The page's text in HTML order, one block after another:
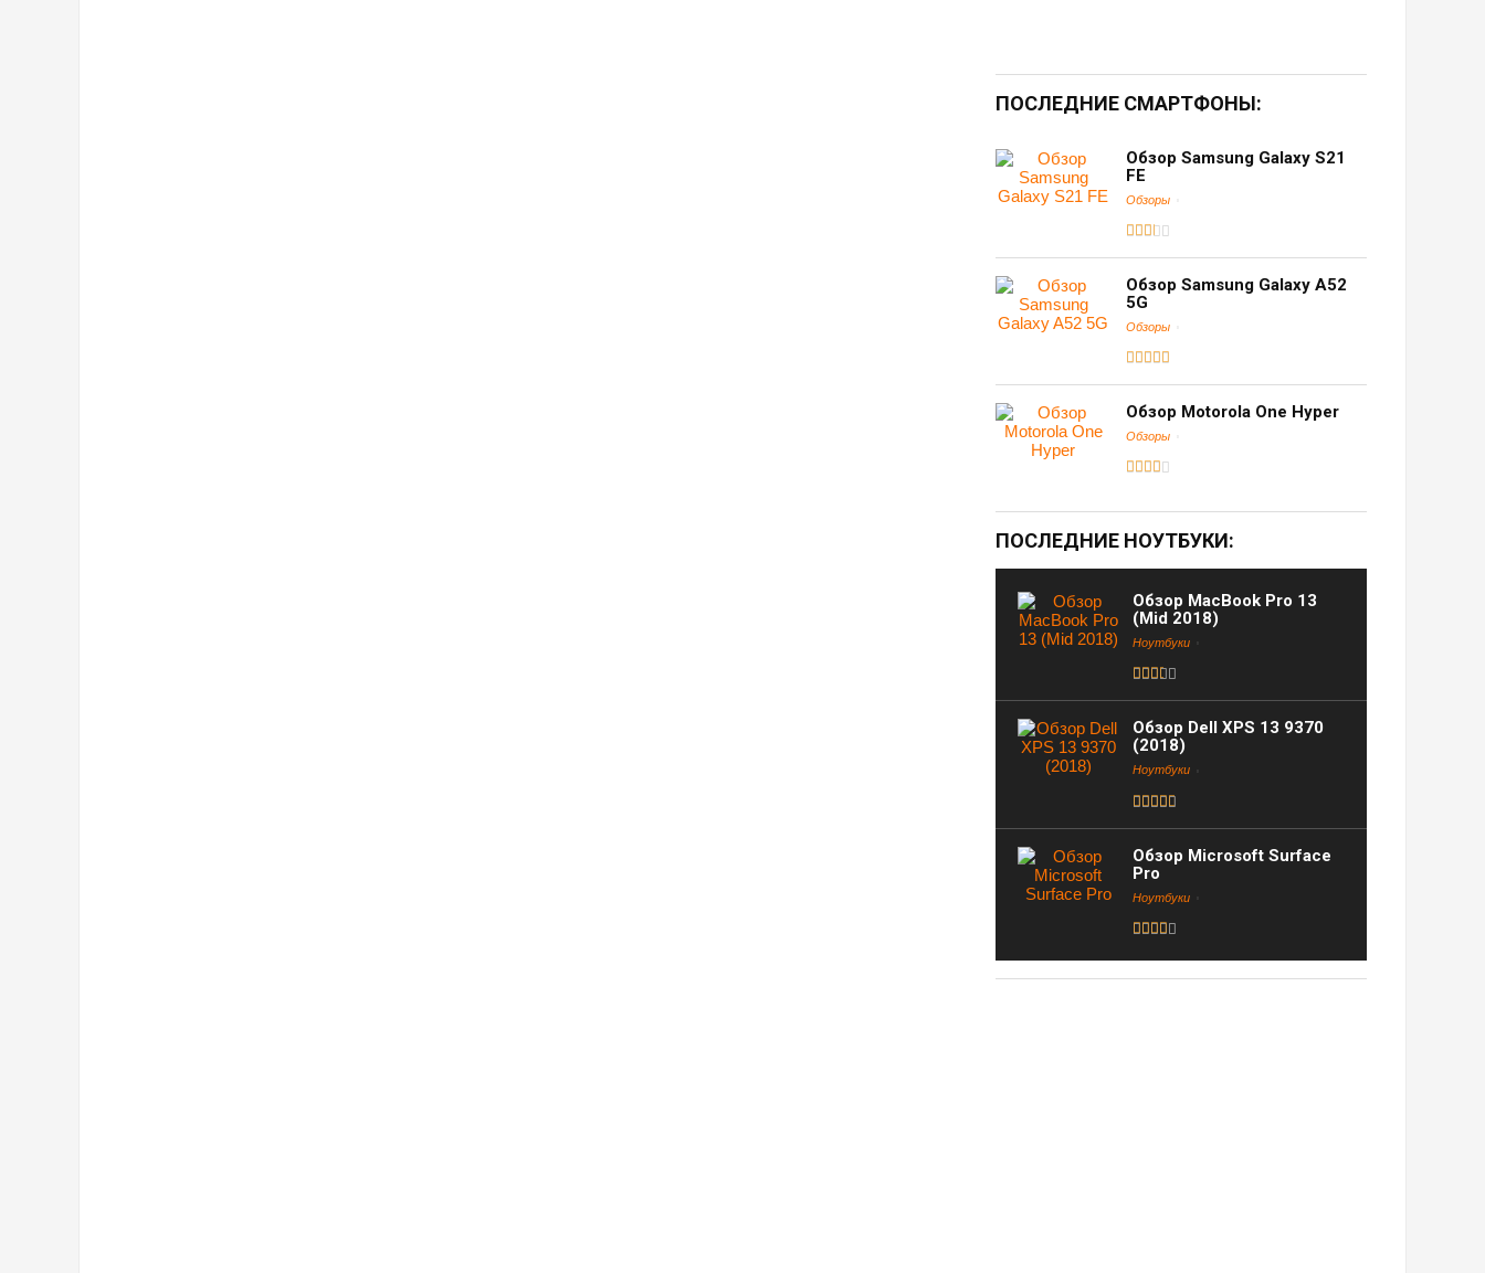
ПОСЛЕДНИЕ СМАРТФОНЫ:
Обзор Samsung Galaxy S21
FE
Обзоры
Обзор Samsung Galaxy A52
5G
Обзоры
Обзор Motorola One Hyper
Обзоры
ПОСЛЕДНИЕ НОУТБУКИ:
Обзор MacBook Pro 13
(Mid 2018)
Ноутбуки
Обзор Dell XPS 13 9370
(2018)
Ноутбуки
Обзор Microsoft Surface
Pro
Ноутбуки